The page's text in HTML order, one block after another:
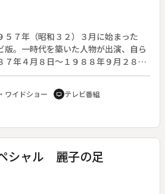
５７年（昭和３２）３月に始まった
版。一時代を築いた人物が出演、自ら
７年４月８日～１９８８年９月２８
肩書・年齢は放送当時のもの）◆第１
ん（９２歳）。
ワイドショー tv テレビ番組
シャル 麗子の足